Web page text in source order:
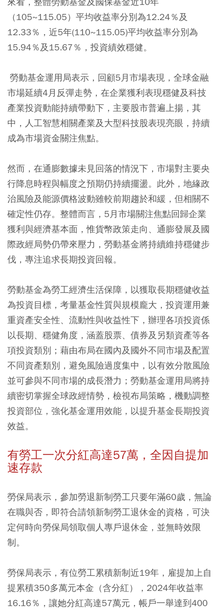
（105~115.05）平均收益率分別為12.24％及
12.33％，近5年(110~115.05)平均收益率分別為
15.94％及15.67％，投資績效穩健。
勞動基金運用局表示，回顧5月市場表現，全球金融
市場延續4月反彈走勢，在企業獲利表現穩健及科技
產業投資動能持續帶動下，主要股市普遍上揚，其
中，人工智慧相關產業及大型科技股表現亮眼，持續
成為市場資金關注焦點。
然而，在通膨數據未見回落的情況下，市場對主要央
行降息時程與幅度之預期仍持續擺盪。此外，地緣政
治風險及能源價格波動雖較前期趨於和緩，但相關不
確定性仍存。整體而言，5月市場關注焦點回歸企業
獲利與經濟基本面，惟貨幣政策走向、通膨發展及國
際政經局勢仍帶來壓力，勞動基金將持續維持穩健步
伐，專注追求長期投資回報。
勞動基金為勞工經濟生活保障，以獲取長期穩健收益
為投資目標，考量基金性質與規模龐大，投資運用兼
重資產安全性、流動性與收益性下，辦理各項投資係
以長期、穩健角度，涵蓋股票、債券及另類資產等各
項投資類別；藉由布局在國內及國外不同市場及配置
不同資產類別，避免風險過度集中，以有效分散風險
並可參與不同市場的成長潛力；勞動基金運用局將持
續密切掌握全球政經情勢，檢視布局策略，機動調整
投資部位，強化基金運用效能，以提升基金長期投資
效益。
有勞工一次分紅高達57萬，全因自提加
速存款
勞保局表示，參加勞退新制勞工只要年滿60歲，無論
在職與否，即符合請領新制勞工退休金的資格，可決
定何時向勞保局領取個人專戶退休金，並無時效限
制。
勞保局表示，有位勞工累積新制近19年，雇提加上自
提累積350多萬元本金（含分紅），2024年收益率
16.16％，讓她分紅高達57萬元，帳戶一舉達到400